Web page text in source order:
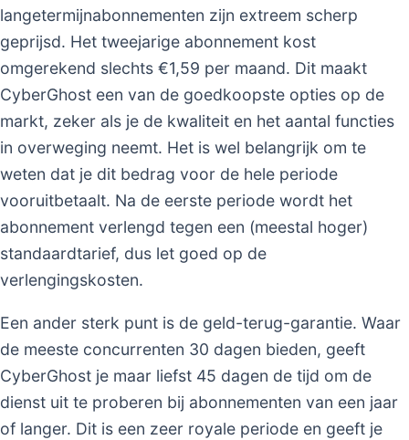
langetermijnabonnementen zijn extreem scherp
geprijsd. Het tweejarige abonnement kost
omgerekend slechts €1,59 per maand. Dit maakt
CyberGhost een van de goedkoopste opties op de
markt, zeker als je de kwaliteit en het aantal functies
in overweging neemt. Het is wel belangrijk om te
weten dat je dit bedrag voor de hele periode
vooruitbetaalt. Na de eerste periode wordt het
abonnement verlengd tegen een (meestal hoger)
standaardtarief, dus let goed op de
verlengingskosten.
Een ander sterk punt is de geld-terug-garantie. Waar
de meeste concurrenten 30 dagen bieden, geeft
CyberGhost je maar liefst 45 dagen de tijd om de
dienst uit te proberen bij abonnementen van een jaar
of langer. Dit is een zeer royale periode en geeft je